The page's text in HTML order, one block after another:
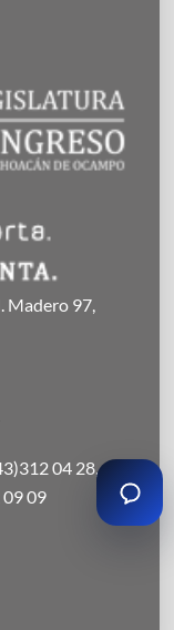
Madero 97,
04 28,
09